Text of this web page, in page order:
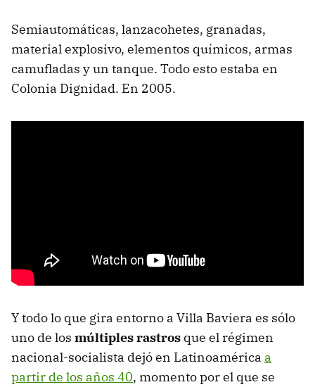
Semiautomáticas, lanzacohetes, granadas,
material explosivo, elementos químicos, armas
camufladas y un tanque. Todo esto estaba en
Colonia Dignidad. En 2005.
Y todo lo que gira entorno a Villa Baviera es sólo
uno de los múltiples rastros que el régimen
nacional-socialista dejó en Latinoamérica a
partir de los años 40, momento por el que se